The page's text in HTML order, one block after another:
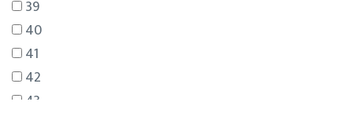
39
40
41
42
43